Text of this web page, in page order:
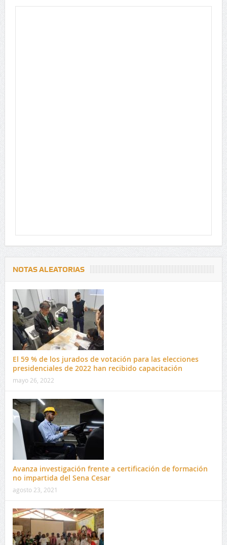
NOTAS ALEATORIAS
El 59 % de los jurados de votación para las elecciones
presidenciales de 2022 han recibido capacitación
mayo 26, 2022
Avanza investigación frente a certificación de formación
no impartida del Sena Cesar
agosto 23, 2021